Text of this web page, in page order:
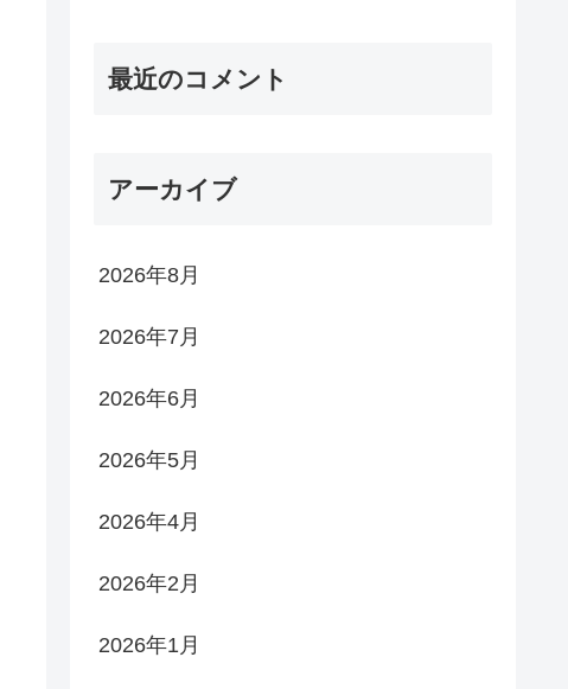
最近のコメント
アーカイブ
2026年8月
2026年7月
2026年6月
2026年5月
2026年4月
2026年2月
2026年1月